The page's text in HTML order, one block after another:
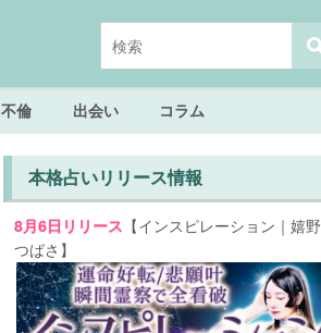
不倫 出会い コラム
本格占いリリース情報
8月6日リリース 【インスピレーション｜嬉野
つばさ】